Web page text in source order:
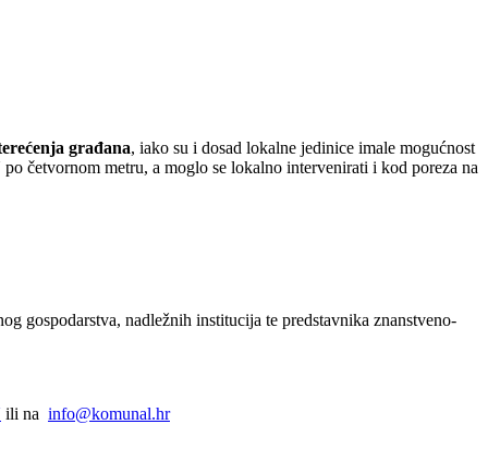
građana, iako su i dosad lokalne jedinice imale mogućnost
četvornom metru, a moglo se lokalno intervenirati i kod poreza na
gospodarstva, nadležnih institucija te predstavnika znanstveno-
ili na info@komunal.hr